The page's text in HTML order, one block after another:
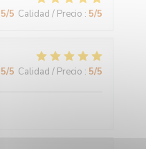
5/5 Calidad / Precio : 5/5
5/5 Calidad / Precio : 5/5